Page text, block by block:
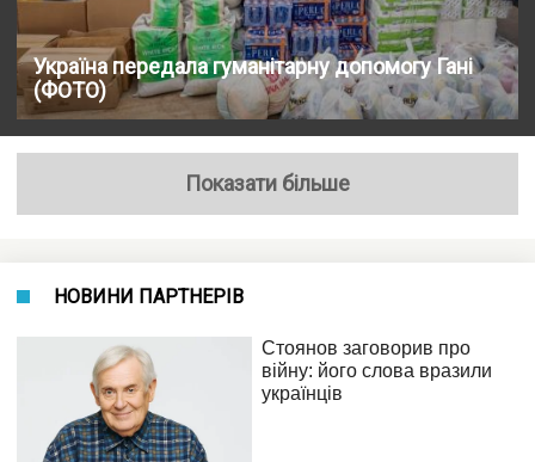
Україна передала гуманітарну допомогу Гані
(ФОТО)
Показати більше
НОВИНИ ПАРТНЕРІВ